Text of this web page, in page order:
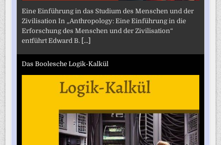
Eine Einführung in das Studium des Menschen und der
Zivilisation In „Anthropology: Eine Einführung in die
Erforschung des Menschen und der Zivilisation“
entführt Edward B. [...]
Das Boolesche Logik-Kalkül